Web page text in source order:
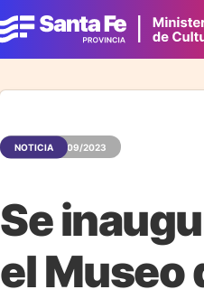
NOTICIA 17/09/2023
Se
el Museo